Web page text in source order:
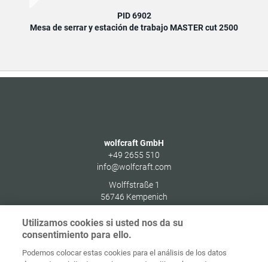
PID 6902
Mesa de serrar y estación de trabajo MASTER cut 2500
wolfcraft GmbH
+49 2655 510
info@wolfcraft.com
Wolffstraße 1
56746 Kempenich
Utilizamos cookies si usted nos da su
consentimiento para ello.
Podemos colocar estas cookies para el análisis de los datos